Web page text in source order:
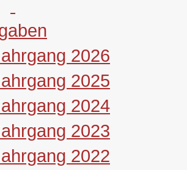
2026
2025
2024
2023
2022